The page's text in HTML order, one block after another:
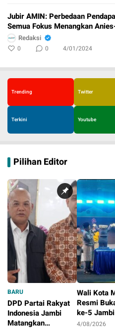
Jubir AMIN: Perbedaan
Semua Fokus Menangkan
Redaksi
0 0 4/01/2024
Trending Twitter
Terkini Youtube
Pilihan Editor
BARU
DPD Partai Rakyat
Indonesia Jambi
Matangkan
Wali Kota
Resmi
ke-5
Syiar Al-
4/08/2026